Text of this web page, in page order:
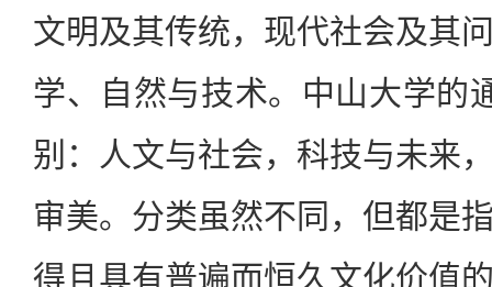
文明及其传统，现代社会及其
学、自然与技术。中山大学的
别：人文与社会，科技与未来
审美。分类虽然不同，但都是
得且具有普遍而恒久文化价值